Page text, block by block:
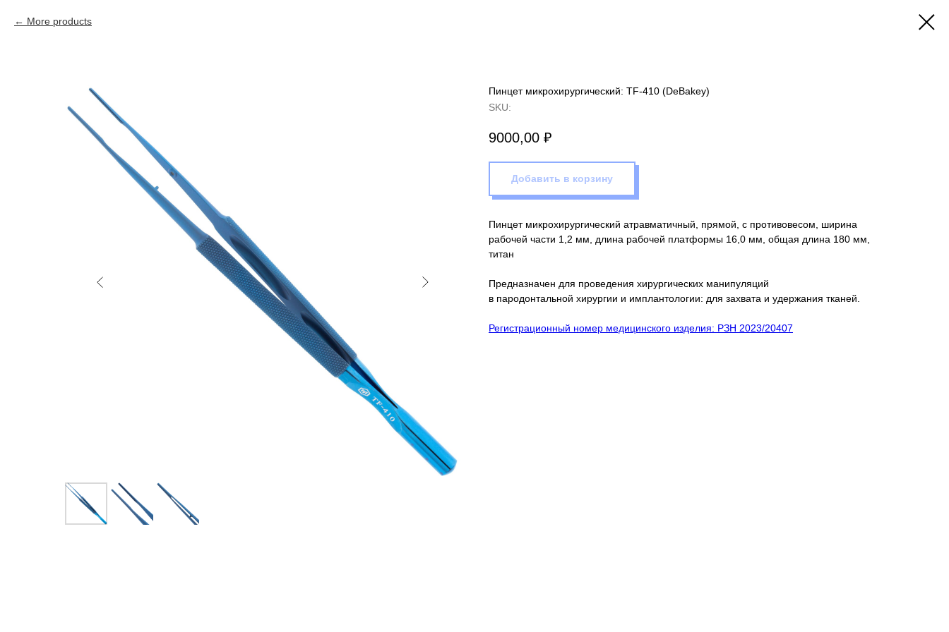
More products
Пинцет микрохирургический: TF-410 (DeBakey)
SKU:
9000,00 ₽
Добавить в корзину
Пинцет микрохирургический атравматичный, прямой, с противовесом, ширина
рабочей части 1,2 мм, длина рабочей платформы 16,0 мм, общая длина 180 мм,
титан
Предназначен для проведения хирургических манипуляций
в пародонтальной хирургии и имплантологии: для захвата и удержания тканей.
Регистрационный номер медицинского изделия: РЗН 2023/20407